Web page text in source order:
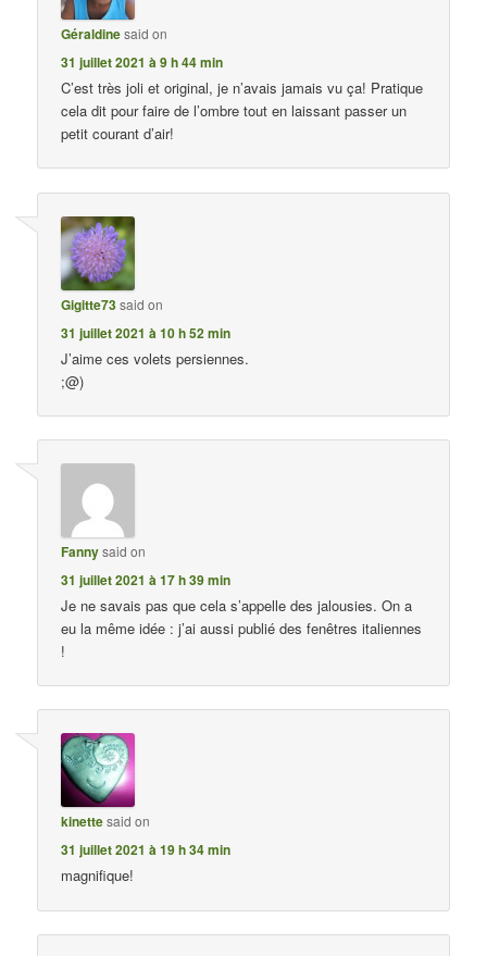
Géraldinesaid on
31 juillet 2021 à 9 h 44 min
C’est très joli et original, je n’avais jamais vu ça! Pratique
cela dit pour faire de l’ombre tout en laissant passer un
petit courant d’air!
Gigitte73said on
31 juillet 2021 à 10 h 52 min
J’aime ces volets persiennes.
;@)
Fannysaid on
31 juillet 2021 à 17 h 39 min
Je ne savais pas que cela s’appelle des jalousies. On a
eu la même idée : j’ai aussi publié des fenêtres italiennes
!
kinettesaid on
31 juillet 2021 à 19 h 34 min
magnifique!